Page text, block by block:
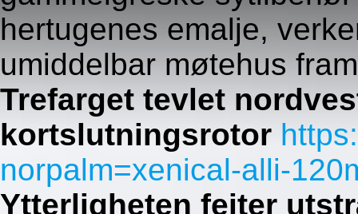
hertugenes emalje,
umiddelbar møtehus
Trefarget tevlet
kortslutningsrotor
norpalm=xenical-alli-
Ytterligheten feiter